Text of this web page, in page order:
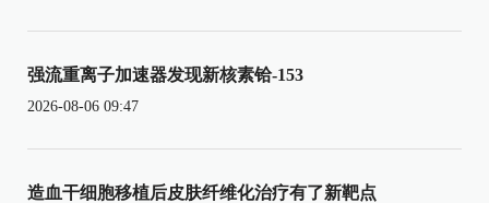
强流重离子加速器发现新核素铪-153
2026-08-06 09:47
造血干细胞移植后皮肤纤维化治疗有了新靶点